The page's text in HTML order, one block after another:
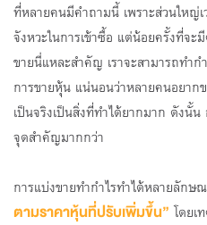
ที่หลายคนมีคำถามนี้ เพราะส่วนใหญ่
จังหวะในการเข้าซื้อ แต่น้อยครั้งที่จ
ขายนี่แหละสำคัญ เราจะสามารถทำ
การขายหุ้น แน่นอนว่าหลายคนอยาก
เป็นจริงเป็นสิ่งที่ทำได้ยากมาก ดังนั้
จุดสำคัญมากกว่า
การแบ่งขายทำกำไรทำได้หลายลักษ
ตามราคาหุ้นที่ปรับเพิ่มขึ้น” โดยเ